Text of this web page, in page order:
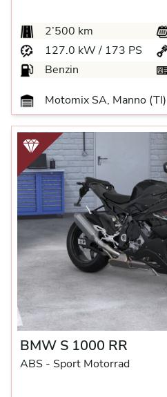
2’500 km
127.0 kW / 173 PS
Benzin
Motomix SA, Manno (TI)
BMW S 1000 RR
ABS - Sport Motorrad